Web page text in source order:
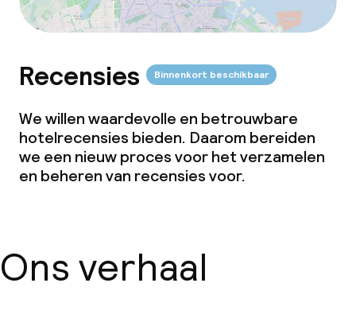
Recensies Binnenkort beschikbaar
We willen waardevolle en betrouwbare
hotelrecensies bieden. Daarom bereiden
we een nieuw proces voor het verzamelen
en beheren van recensies voor.
Ons verhaal